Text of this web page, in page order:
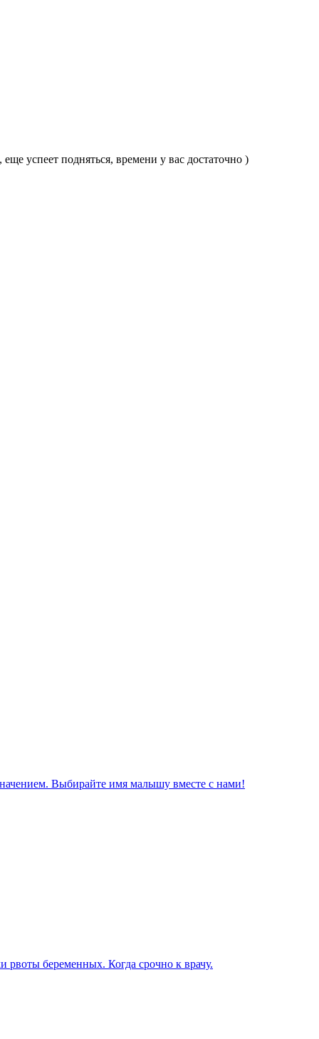
успеет подняться, времени у вас достаточно )
Выбирайте имя малышу вместе с нами!
рвоты беременных. Когда срочно к врачу.